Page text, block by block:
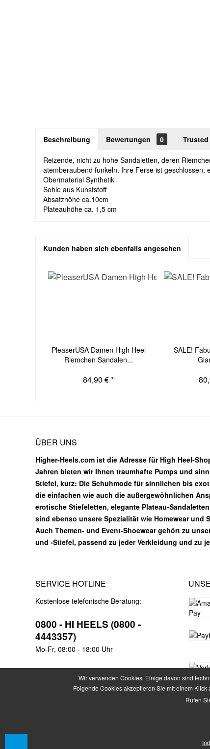
Beschreibung Bewertungen 0
Reizende, nicht zu hohe Sandaletten, deren
atemberaubend funkeln. Ihre Ferse ist geschlossen,
Obermaterial Synthetik
Sohle aus Kunststoff
Absatzhöhe ca.10cm
Plateauhöhe ca. 1,5 cm
Kunden haben sich ebenfalls angesehen
PleaserUSA Damen High Heel
Riemchen Sandalen...
84,90 € *
SALE!
ÜBER UNS
Higher-Heels.com ist die Adresse für High Heel-
Jahren bieten wir Ihnen traumhafte Pumps und
Stiefel, kurz: Die Schuhmode für sinnlichen bis
die einfachen wie auch die außergewöhnlichen
erotische Stiefeletten, elegante Plateau-
sind ebenso unsere Spezialität wie Homewear und
Auch Themen- und Event-Shoewear gehört zu
und -Stiefel, passend zu jeder Verkleidung und zu
SERVICE HOTLINE
Kostenlose telefonische Beratung:
0800 - HI HEELS (0800 -
4443357)
Mo-Fr, 08:00 - 18:00 Uhr
* Alle Preise
Wir verwenden Cookies. Einige davon sind
Folgende Cookies akzeptieren Sie mit einem
Rufen